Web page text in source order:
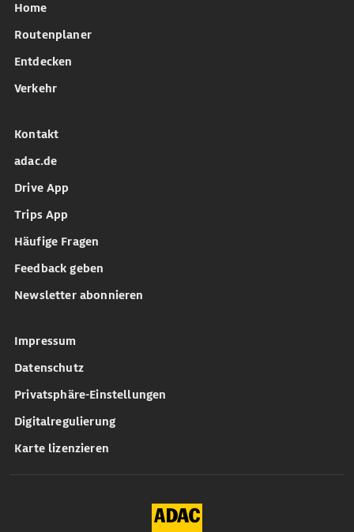
Home
Routenplaner
Entdecken
Verkehr
Kontakt
adac.de
Drive App
Trips App
Häufige Fragen
Feedback geben
Newsletter abonnieren
Impressum
Datenschutz
Privatsphäre-Einstellungen
Digitalregulierung
Karte lizenzieren